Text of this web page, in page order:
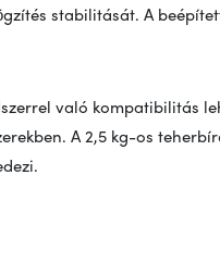
stabilitását. A
való kompatibilitás
A 2,5 kg-os